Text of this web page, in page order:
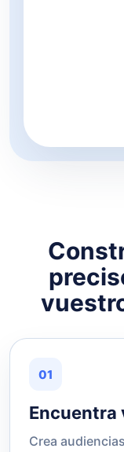
01
Encuentra
Crea